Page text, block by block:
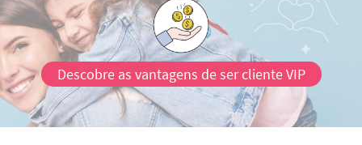
Descobre as vantagens de ser cliente VIP